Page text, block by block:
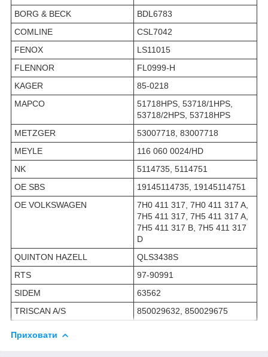
BORG & BECK
BDL6783
COMLINE
CSL7042
FENOX
LS11015
FLENNOR
FL0999-H
KAGER
85-0218
MAPCO
51718HPS, 53718/1HPS,
53718/2HPS, 53718HPS
METZGER
53007718, 83007718
MEYLE
116 060 0024/HD
NK
5114735, 5114751
OE SBS
19145114735, 19145114751
OE VOLKSWAGEN
7H0 411 317, 7H0 411 317 A,
7H5 411 317, 7H5 411 317 A,
7H5 411 317 B, 7H5 411 317
D
QUINTON HAZELL
QLS3438S
RTS
97-90991
SIDEM
63562
TRISCAN A/S
850029632, 850029675
Приховати